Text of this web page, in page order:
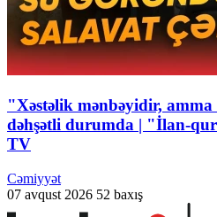
"Xəstəlik mənbəyidir,
dəhşətli durumda | "İlan-
TV
Cəmiyyət
07 avqust 2026 52 baxış